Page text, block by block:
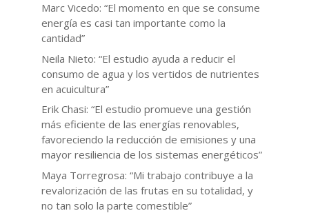
Marc Vicedo: “El momento en que se consume
energía es casi tan importante como la
cantidad”
Neila Nieto: “El estudio ayuda a reducir el
consumo de agua y los vertidos de nutrientes
en acuicultura”
Erik Chasi: “El estudio promueve una gestión
más eficiente de las energías renovables,
favoreciendo la reducción de emisiones y una
mayor resiliencia de los sistemas energéticos”
Maya Torregrosa: “Mi trabajo contribuye a la
revalorización de las frutas en su totalidad, y
no tan solo la parte comestible”